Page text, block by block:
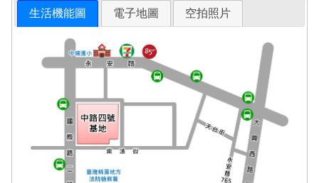
生活機能圖 電子地圖 空拍照片